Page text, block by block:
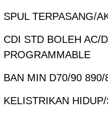
SPUL TERPASANG/
CDI STD BOLEH AC/
PROGRAMMABLE
BAN MIN D70/90 890/
KELISTRIKAN